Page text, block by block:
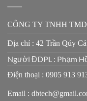
CÔNG TY TNHH
Địa chỉ : 42 Trần Qúy
Người ĐDPL : Phạm
Điện thoại : 0905 913
Email :